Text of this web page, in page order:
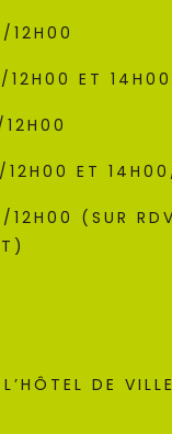
12H00
12H00 ET
ET
(SUR RDV
L’HÔTEL DE